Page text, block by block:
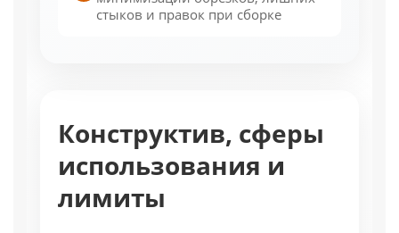
стыков и правок при сборке
Конструктив, сферы
использования и
лимиты